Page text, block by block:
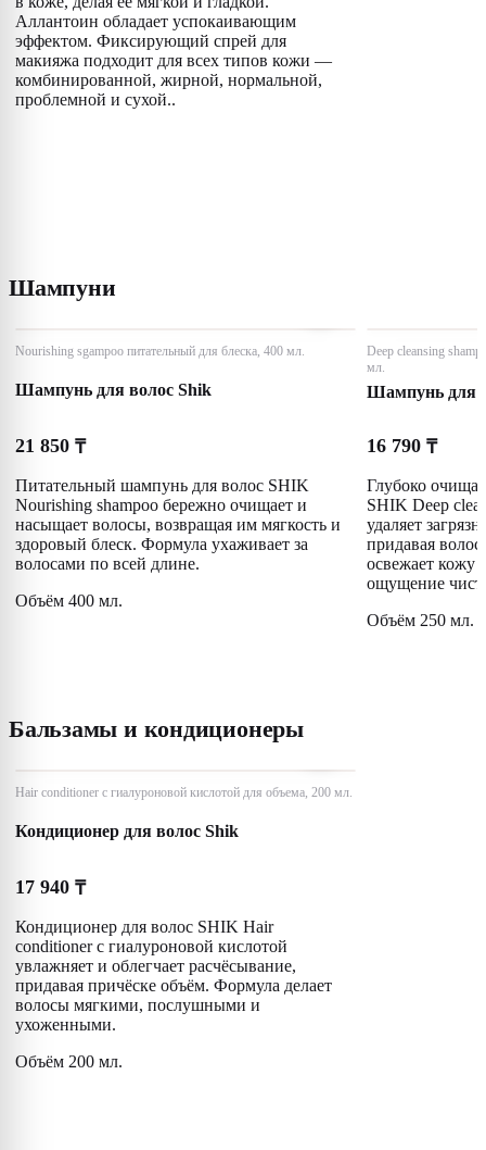
Аллантоин обладает успокаивающим
эффектом. Фиксирующий спрей для
макияжа подходит для всех типов кожи —
комбинированной, жирной, нормальной,
проблемной и сухой..
Шампуни
Nourishing sgampoo питательный для блеска, 400 мл.
Шампунь для волос Shik
21 850 ₸
Питательный шампунь для волос SHIK
Nourishing shampoo бережно очищает и
насыщает волосы, возвращая им мягкость и
здоровый блеск. Формула ухаживает за
волосами по всей длине.
Объём 400 мл.
Deep cleansing
мл.
Шампунь для
16 790 ₸
Глубоко
SHIK Deep
удаляет
придавая
освежает кожу
ощущение
Объём 250 мл.
Бальзамы и кондиционеры
Hair conditioner с гиалуроновой кислотой для объема, 200 мл.
Кондиционер для волос Shik
17 940 ₸
Кондиционер для волос SHIK Hair
conditioner с гиалуроновой кислотой
увлажняет и облегчает расчёсывание,
придавая причёске объём. Формула делает
волосы мягкими, послушными и
ухоженными.
Объём 200 мл.